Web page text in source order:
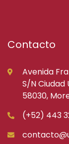
Contacto
Avenida
S/N Ciudad
58030,
(+52) 443